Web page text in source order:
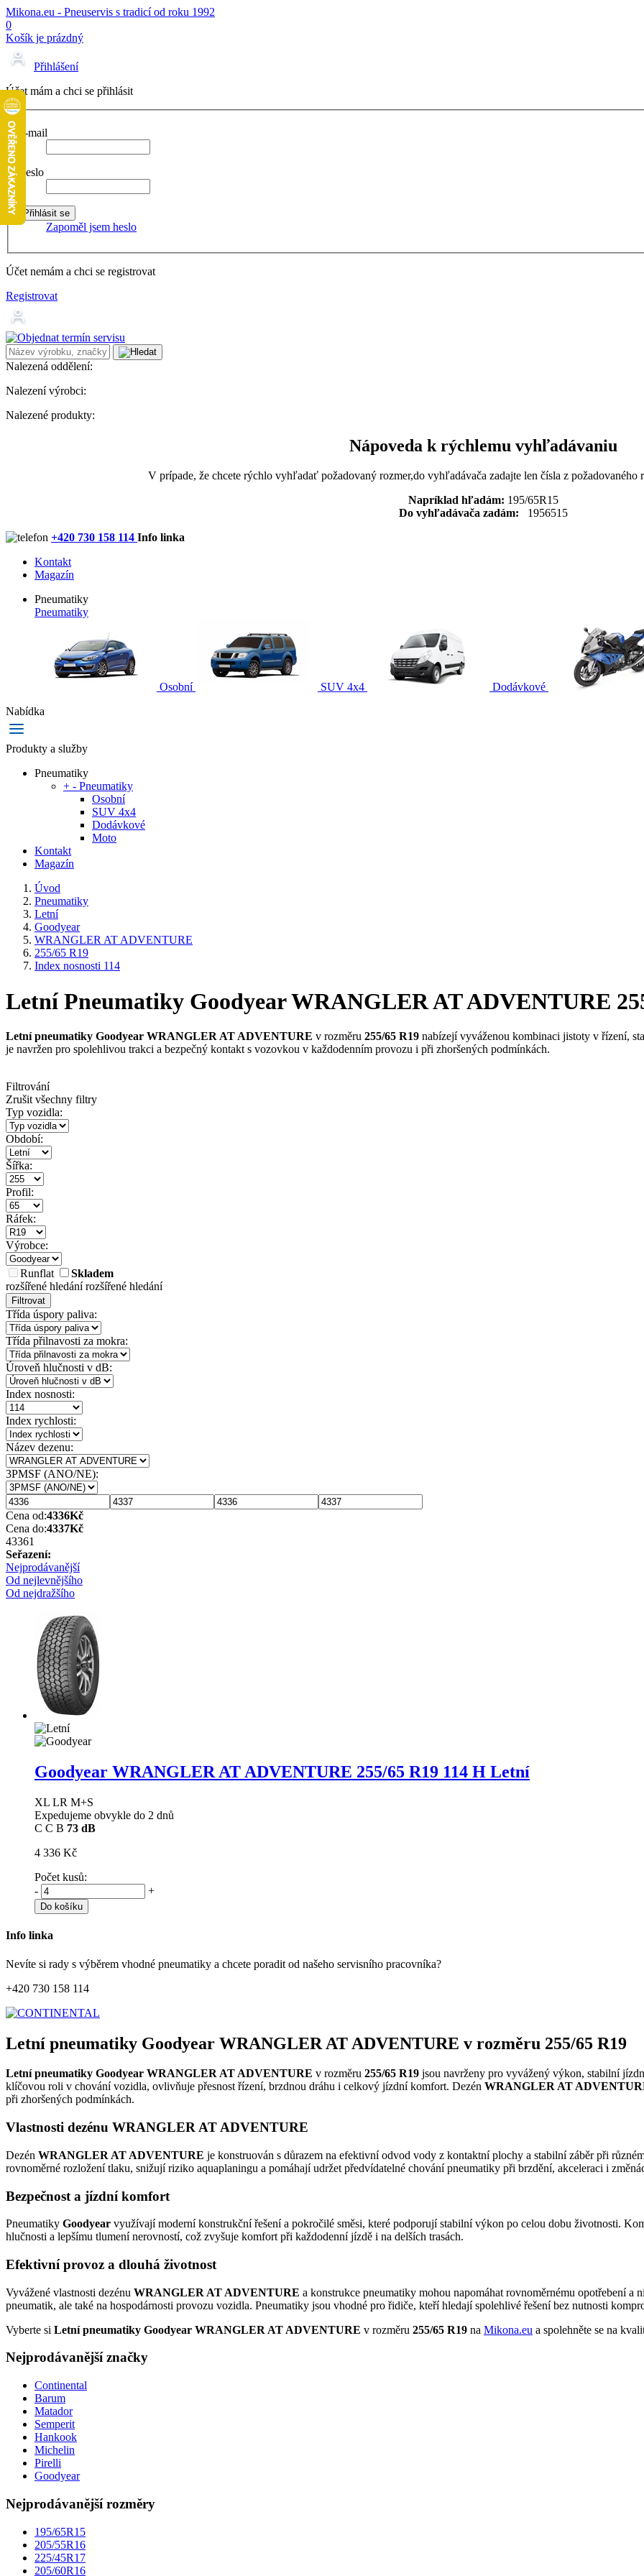
Mikona.eu - Pneuservis s tradicí od roku 1992
0
Košík je prázdný
Přihlášení
Účet mám a chci se přihlásit
E-mail
Heslo
Zapoměl jsem heslo
Účet nemám a chci se registrovat
Registrovat
Nalezená oddělení:
Nalezení výrobci:
Nalezené produkty:
Nápoveda k rýchlemu vyhľadávaniu
V prípade, že chcete rýchlo vyhľadať požadovaný rozmer,do vyhľadávača zadajte len čísla z
Napríklad hľadám: 195/65R15
Do vyhľadávača zadám: 1956515
+420 730 158 114 Info linka
Kontakt
Magazín
Pneumatiky
Pneumatiky
Osobní SUV 4x4
Dodávkové
Nabídka
Produkty a služby
Pneumatiky
+ - Pneumatiky
Osobní
SUV 4x4
Dodávkové
Moto
Kontakt
Magazín
Úvod
Pneumatiky
Letní
Goodyear
WRANGLER AT ADVENTURE
255/65 R19
Index nosnosti 114
Letní Pneumatiky Goodyear WRANGLER AT ADVENTURE
Letní pneumatiky Goodyear WRANGLER AT ADVENTURE v rozměru 255/65 R19 nabízejí vyváženou kombinaci jistoty v řízení,
je navržen pro spolehlivou trakci a bezpečný kontakt s vozovkou v každodenním provozu i při zhoršených podmínkách.
Filtrování
Zrušit všechny filtry
Typ vozidla:
Období:
Šířka:
Profil:
Ráfek:
Výrobce:
Runflat
Skladem
rozšířené hledánírozšířené hledání
Filtrovat
Třída úspory paliva:
Třída přilnavosti za mokra:
Úroveň hlučnosti v dB:
Index nosnosti:
Index rychlosti:
Název dezenu:
3PMSF (ANO/NE):
Cena od:4336Kč
Cena do:4337Kč
43361
Seřazení:
Nejprodávanější
Od nejlevnějšího
Od nejdražšího
Goodyear WRANGLER AT ADVENTURE 255/65 R19 114 H Letní
XL LR M+S
Expedujeme obvykle do 2 dnů
C C B 73 dB
4 336 Kč
Počet kusů:
-
+
Do košíku
Info linka
Nevíte si rady s výběrem vhodné pneumatiky a chcete poradit od našeho servisního pracovníka?
+420 730 158 114
Letní pneumatiky Goodyear WRANGLER AT ADVENTURE v rozměru 255/65 R19
Letní pneumatiky Goodyear WRANGLER AT ADVENTURE v rozměru 255/65 R19 jsou navrženy pro vyvážený výkon, stabilní
klíčovou roli v chování vozidla, ovlivňuje přesnost řízení, brzdnou dráhu i celkový jízdní komfort. Dezén WRANGLER AT
při zhoršených podmínkách.
Vlastnosti dezénu WRANGLER AT ADVENTURE
Dezén WRANGLER AT ADVENTURE je konstruován s důrazem na efektivní odvod vody z kontaktní plochy a stabilní záběr při
rovnoměrné rozložení tlaku, snižují riziko aquaplaningu a pomáhají udržet předvídatelné chování pneumatiky při brzdění, akceleraci i
Bezpečnost a jízdní komfort
Pneumatiky Goodyear využívají moderní konstrukční řešení a pokročilé směsi, které podporují stabilní výkon po celou dobu životnosti.
hlučnosti a lepšímu tlumení nerovností, což zvyšuje komfort při každodenní jízdě i na delších trasách.
Efektivní provoz a dlouhá životnost
Vyvážené vlastnosti dezénu WRANGLER AT ADVENTURE a konstrukce pneumatiky mohou napomáhat rovnoměrnému opotřebení
pneumatik, ale také na hospodárnosti provozu vozidla. Pneumatiky jsou vhodné pro řidiče, kteří hledají spolehlivé řešení bez nutnosti
Vyberte si Letní pneumatiky Goodyear WRANGLER AT ADVENTURE v rozměru 255/65 R19 na Mikona.eu a spolehněte se na
Nejprodávanější značky
Continental
Barum
Matador
Semperit
Hankook
Michelin
Pirelli
Goodyear
Nejprodávanější rozměry
195/65R15
205/55R16
225/45R17
205/60R16